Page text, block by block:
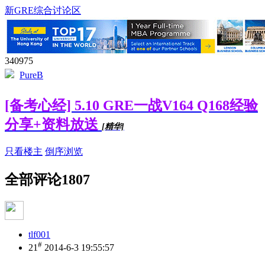
新GRE综合讨论区
340975
PureB
[备考心经] 5.10 GRE一战V164 Q168经验
分享+资料放送 [精华]
只看楼主 倒序浏览
全部评论1807
tlf001
21 # 2014-6-3 19:55:57